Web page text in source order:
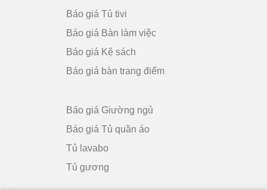
Báo giá Tủ tivi
Báo giá Bàn làm việc
Báo giá Kệ sách
Báo giá bàn trang điểm
Báo giá Giường ngủ
Báo giá Tủ quần áo
Tủ lavabo
Tủ gương